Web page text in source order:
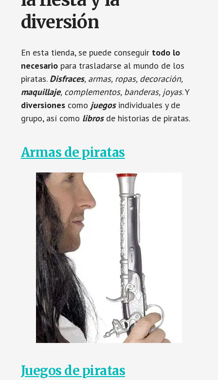
diversión
En esta tienda, se puede conseguir todo lo
necesariopara trasladarse al mundo de los
piratas. Disfraces, armas, ropas, decoración,
maquillaje, complementos, banderas, joyas. Y
diversionescomo juegos individuales y de
grupo, así como libros de historias de piratas.
Armas de piratas
Juegos de piratas